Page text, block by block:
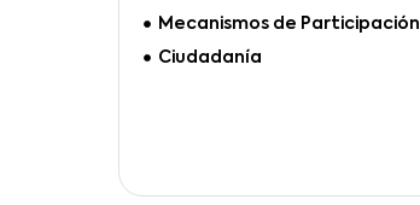
Mecanismos de Participación
Ciudadanía